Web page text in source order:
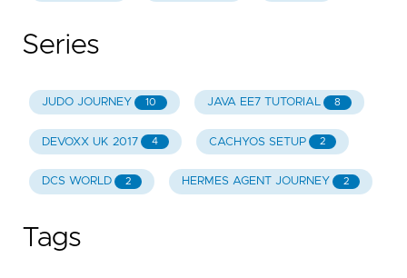
Series
JUDO JOURNEY 10 JAVA EE7 TUTORIAL 8
DEVOXX UK 2017 4 CACHYOS SETUP 2
DCS WORLD 2 HERMES AGENT JOURNEY 2
Tags